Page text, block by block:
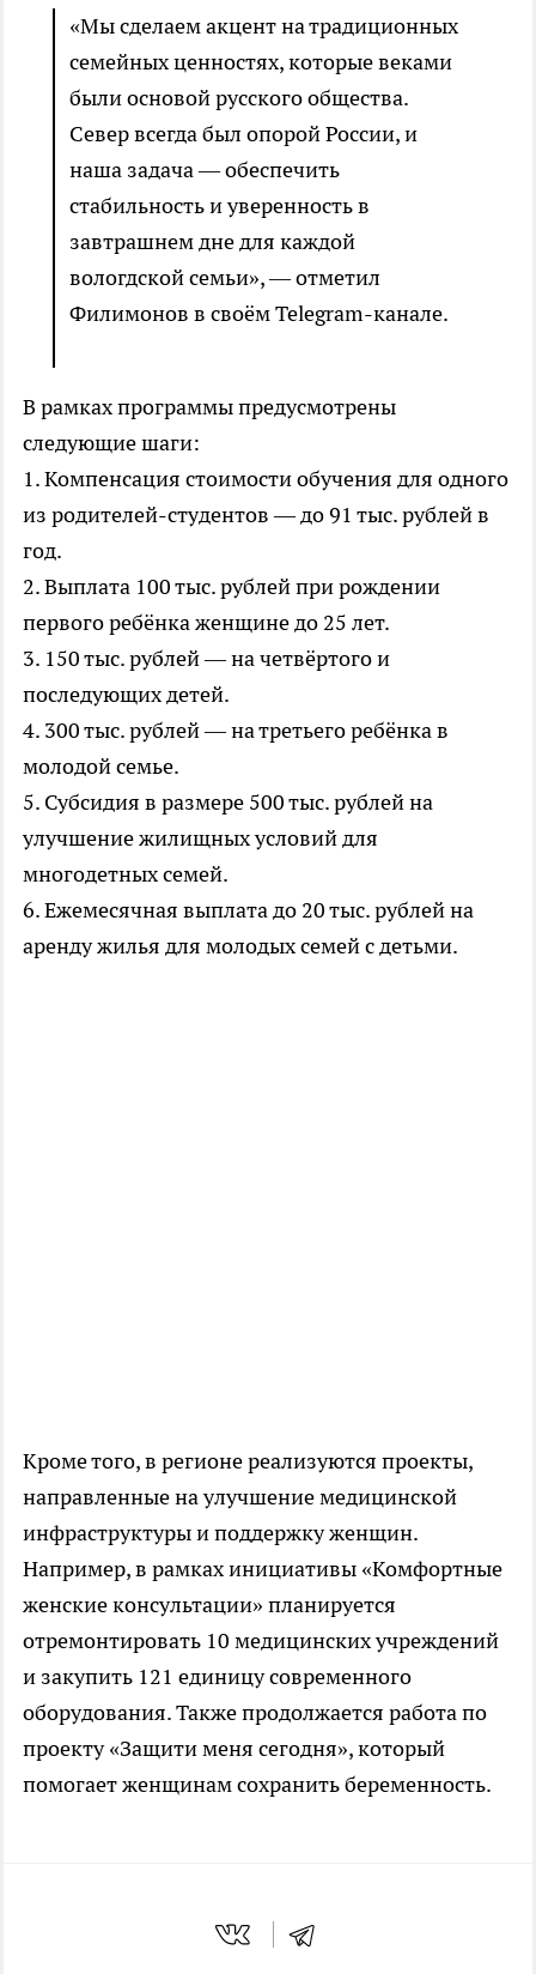
«Мы сделаем акцент на традиционных
семейных ценностях, которые веками
были основой русского общества.
Север всегда был опорой России, и
наша задача — обеспечить
стабильность и уверенность в
завтрашнем дне для каждой
вологдской семьи», — отметил
Филимонов в своём Telegram-канале.
В рамках программы предусмотрены
следующие шаги:
1. Компенсация стоимости обучения для одного
из родителей-студентов — до 91 тыс. рублей в
год.
2. Выплата 100 тыс. рублей при рождении
первого ребёнка женщине до 25 лет.
3. 150 тыс. рублей — на четвёртого и
последующих детей.
4. 300 тыс. рублей — на третьего ребёнка в
молодой семье.
5. Субсидия в размере 500 тыс. рублей на
улучшение жилищных условий для
многодетных семей.
6. Ежемесячная выплата до 20 тыс. рублей на
аренду жилья для молодых семей с детьми.
Кроме того, в регионе реализуются проекты,
направленные на улучшение медицинской
инфраструктуры и поддержку женщин.
Например, в рамках инициативы «Комфортные
женские консультации» планируется
отремонтировать 10 медицинских учреждений
и закупить 121 единицу современного
оборудования. Также продолжается работа по
проекту «Защити меня сегодня», который
помогает женщинам сохранить беременность.